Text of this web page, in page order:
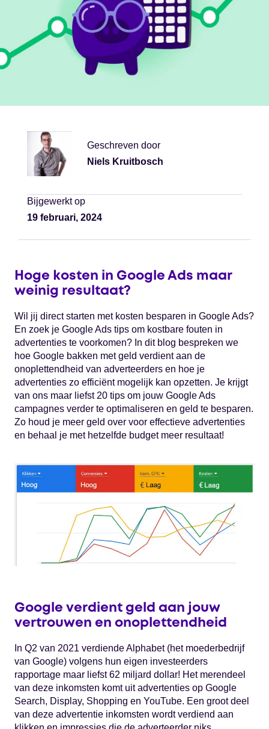
Geschreven door
Niels Kruitbosch
Bijgewerkt op
19 februari, 2024
Hoge kosten in Google Ads maar
weinig resultaat?
Wil jij direct starten met kosten besparen in Google Ads?
En zoek je Google Ads tips om kostbare fouten in
advertenties te voorkomen? In dit blog bespreken we
hoe Google bakken met geld verdient aan de
onoplettendheid van adverteerders en hoe je
advertenties zo efficiënt mogelijk kan opzetten. Je krijgt
van ons maar liefst 20 tips om jouw Google Ads
campagnes verder te optimaliseren en geld te besparen.
Zo houd je meer geld over voor effectieve advertenties
en behaal je met hetzelfde budget meer resultaat!
Google verdient geld aan jouw
vertrouwen en onoplettendheid
In Q2 van 2021 verdiende Alphabet (het moederbedrijf
van Google) volgens hun eigen investeerders
rapportage maar liefst 62 miljard dollar! Het merendeel
van deze inkomsten komt uit advertenties op Google
Search, Display, Shopping en YouTube. Een groot deel
van deze advertentie inkomsten wordt verdiend aan